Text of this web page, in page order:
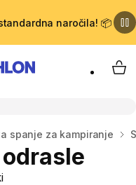
naročila! 📦
spanje za kampiranje